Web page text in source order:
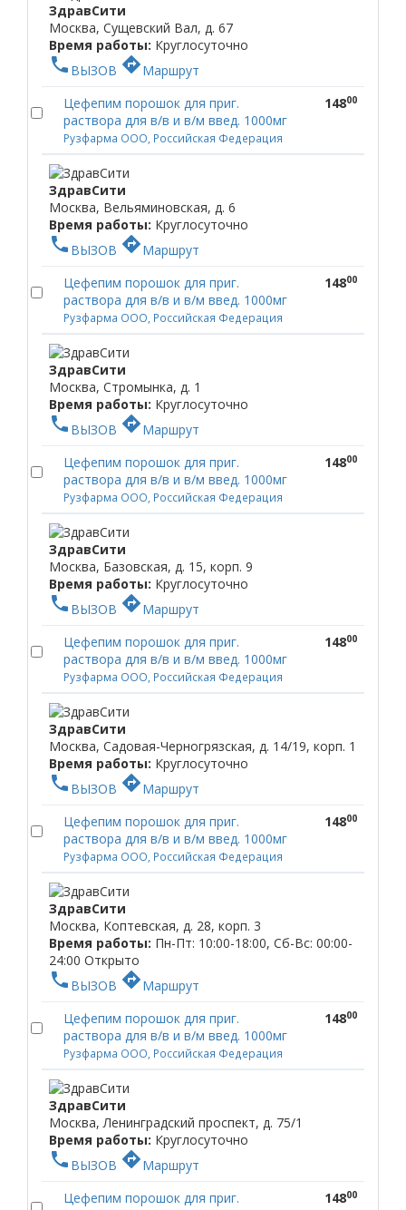
ЗдравСити
Москва, Сущевский Вал, д. 67
Время работы: Круглосуточно
phone ВЫЗОВ directionsМаршрут
Цефепим порошок для приг.
раствора для в/в и в/м введ. 1000мг
Рузфарма ООО, Российская Федерация
14800
ЗдравСити
Москва, Вельяминовская, д. 6
Время работы: Круглосуточно
phone ВЫЗОВ directionsМаршрут
Цефепим порошок для приг.
раствора для в/в и в/м введ. 1000мг
Рузфарма ООО, Российская Федерация
14800
ЗдравСити
Москва, Стромынка, д. 1
Время работы: Круглосуточно
phone ВЫЗОВ directionsМаршрут
Цефепим порошок для приг.
раствора для в/в и в/м введ. 1000мг
Рузфарма ООО, Российская Федерация
14800
ЗдравСити
Москва, Базовская, д. 15, корп. 9
Время работы: Круглосуточно
phone ВЫЗОВ directionsМаршрут
Цефепим порошок для приг.
раствора для в/в и в/м введ. 1000мг
Рузфарма ООО, Российская Федерация
14800
ЗдравСити
Москва, Садовая-Черногрязская, д. 14/19, корп. 1
Время работы: Круглосуточно
phone ВЫЗОВ directionsМаршрут
Цефепим порошок для приг.
раствора для в/в и в/м введ. 1000мг
Рузфарма ООО, Российская Федерация
14800
ЗдравСити
Москва, Коптевская, д. 28, корп. 3
Время работы: Пн-Пт: 10:00-18:00, Сб-Вс: 00:00-
24:00 Открыто
phone ВЫЗОВ directionsМаршрут
Цефепим порошок для приг.
раствора для в/в и в/м введ. 1000мг
Рузфарма ООО, Российская Федерация
14800
ЗдравСити
Москва, Ленинградский проспект, д. 75/1
Время работы: Круглосуточно
phone ВЫЗОВ directionsМаршрут
Цефепим порошок для приг.
14800